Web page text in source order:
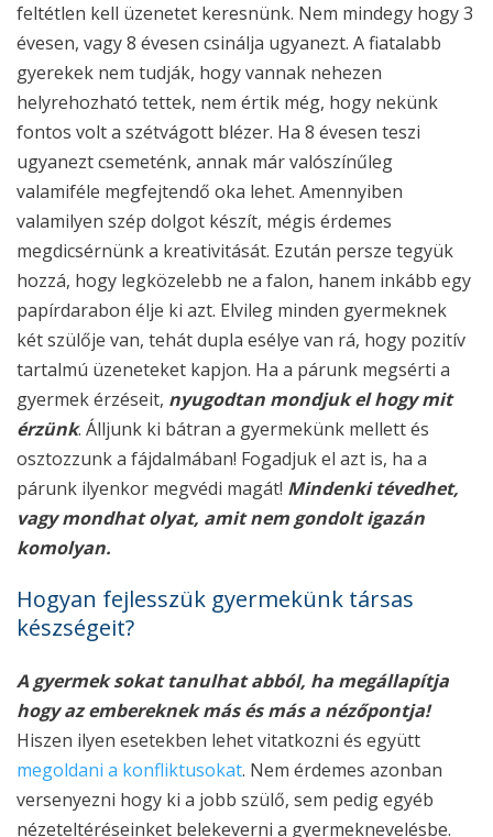
feltétlen kell üzenetet keresnünk. Nem mindegy hogy 3
évesen, vagy 8 évesen csinálja ugyanezt. A fiatalabb
gyerekek nem tudják, hogy vannak nehezen
helyrehozható tettek, nem értik még, hogy nekünk
fontos volt a szétvágott blézer. Ha 8 évesen teszi
ugyanezt csemeténk, annak már valószínűleg
valamiféle megfejtendő oka lehet. Amennyiben
valamilyen szép dolgot készít, mégis érdemes
megdicsérnünk a kreativitását. Ezután persze tegyük
hozzá, hogy legközelebb ne a falon, hanem inkább egy
papírdarabon élje ki azt. Elvileg minden gyermeknek
két szülője van, tehát dupla esélye van rá, hogy pozitív
tartalmú üzeneteket kapjon. Ha a párunk megsérti a
gyermek érzéseit, nyugodtan mondjuk el hogy mit
érzünk. Álljunk ki bátran a gyermekünk mellett és
osztozzunk a fájdalmában! Fogadjuk el azt is, ha a
párunk ilyenkor megvédi magát! Mindenki tévedhet,
vagy mondhat olyat, amit nem gondolt igazán
komolyan.
Hogyan fejlesszük gyermekünk társas
készségeit?
A gyermek sokat tanulhat abból, ha megállapítja
hogy az embereknek más és más a nézőpontja!
Hiszen ilyen esetekben lehet vitatkozni és együtt
megoldani a konfliktusokat. Nem érdemes azonban
versenyezni hogy ki a jobb szülő, sem pedig egyéb
nézeteltéréseinket belekeverni a gyermeknevelésbe.